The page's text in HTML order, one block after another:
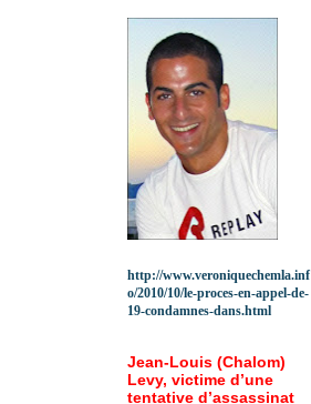
http://www.veroniquechemla.inf
o/2010/10/le-proces-en-appel-de-
19-condamnes-dans.html
Jean-Louis (Chalom)
Levy, victime d’une
tentative d’assassinat